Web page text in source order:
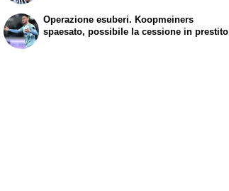
Operazione esuberi. Koopmeiners
spaesato, possibile la cessione in prestito